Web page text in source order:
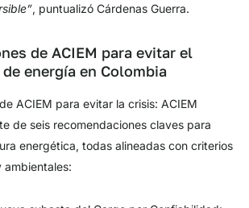
, puntualizó Cárdenas Guerra.
de ACIEM para evitar el
energía en Colombia
ACIEM para evitar la crisis: ACIEM
de seis recomendaciones claves para
energética, todas alineadas con criterios
ambientales: